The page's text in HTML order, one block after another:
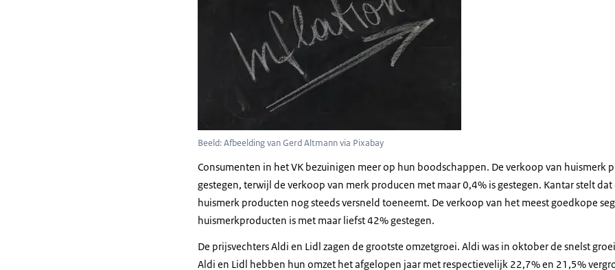
Beeld: Afbeelding van Gerd Altmann via Pixabay
Consumenten in het VK bezuinigen meer op hun boodschappen. De verkoop van huismerk
gestegen, terwijl de verkoop van merk producen met maar 0,4% is gestegen. Kantar stelt
huismerk producten nog steeds versneld toeneemt. De verkoop van het meest goedkope
huismerkproducten is met maar liefst 42% gestegen.
De prijsvechters Aldi en Lidl zagen de grootste omzetgroei. Aldi was in oktober de snelst
Aldi en Lidl hebben hun omzet het afgelopen jaar met respectievelijk 22,7% en 21,5%